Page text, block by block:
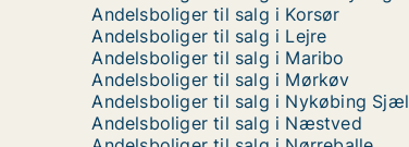
Andelsboliger til salg i Korsør
Andelsboliger til salg i Lejre
Andelsboliger til salg i Maribo
Andelsboliger til salg i Mørkøv
Andelsboliger til salg i Nykøbing
Andelsboliger til salg i Næstved